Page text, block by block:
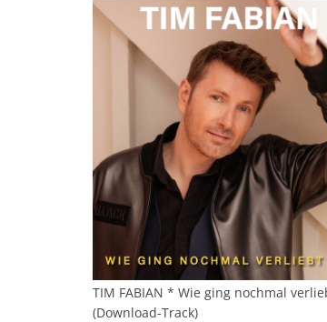
TIM FABIAN * Wie ging nochmal
(Download-Track)